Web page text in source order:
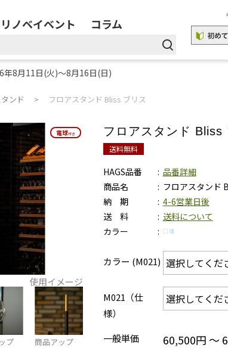
リノベイベント コラム
年8月11日(火)～8月16日(日)
ンド フロアスタンド Bliss ブリス
電球付き
電球付き
使用イメージ
プ 商品アップ
フロアスタンド Bliss
送料無料
HAGS品番
品番詳細
商品名
フロアスタンド
納 期
4-6営業日後
送 料
送料について
カラー
カラー (M021)
M021（仕
様）
一般単価
60,500円 ～